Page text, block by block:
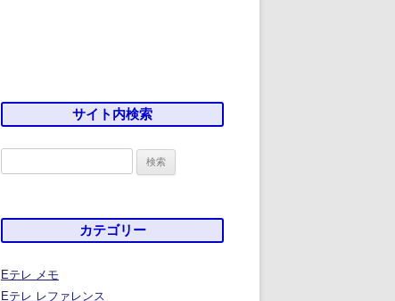
サイト内検索
カテゴリー
Eテレ メモ
Eテレ レファレンス